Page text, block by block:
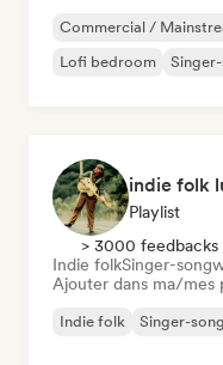
Commercial /
Lofi bedroom
indie folk
Playlist
> 3000 feedbacks
Indie folkSinger-
Ajouter dans ma/mes
Indie folk Singer-